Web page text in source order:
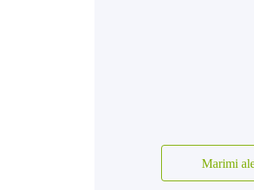
Marimi